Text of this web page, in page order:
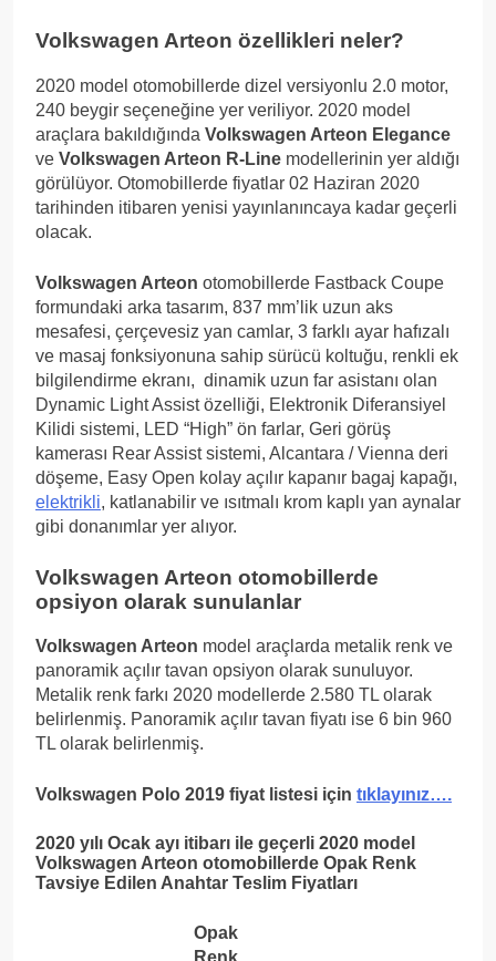
Volkswagen Arteon özellikleri neler?
2020 model otomobillerde dizel versiyonlu 2.0 motor,
240 beygir seçeneğine yer veriliyor. 2020 model
araçlara bakıldığında Volkswagen Arteon Elegance
ve Volkswagen Arteon R-Line modellerinin yer aldığı
görülüyor. Otomobillerde fiyatlar 02 Haziran 2020
tarihinden itibaren yenisi yayınlanıncaya kadar geçerli
olacak.
Volkswagen Arteon otomobillerde Fastback Coupe
formundaki arka tasarım, 837 mm’lik uzun aks
mesafesi, çerçevesiz yan camlar, 3 farklı ayar hafızalı
ve masaj fonksiyonuna sahip sürücü koltuğu, renkli ek
bilgilendirme ekranı, dinamik uzun far asistanı olan
Dynamic Light Assist özelliği, Elektronik Diferansiyel
Kilidi sistemi, LED “High” ön farlar, Geri görüş
kamerası Rear Assist sistemi, Alcantara / Vienna deri
döşeme, Easy Open kolay açılır kapanır bagaj kapağı,
elektrikli, katlanabilir ve ısıtmalı krom kaplı yan aynalar
gibi donanımlar yer alıyor.
Volkswagen Arteon otomobillerde
opsiyon olarak sunulanlar
Volkswagen Arteon model araçlarda metalik renk ve
panoramik açılır tavan opsiyon olarak sunuluyor.
Metalik renk farkı 2020 modellerde 2.580 TL olarak
belirlenmiş. Panoramik açılır tavan fiyatı ise 6 bin 960
TL olarak belirlenmiş.
Volkswagen Polo 2019 fiyat listesi için tıklayınız….
2020 yılı Ocak ayı itibarı ile geçerli 2020 model
Volkswagen Arteon otomobillerde Opak Renk
Tavsiye Edilen Anahtar Teslim Fiyatları
Opak
Renk